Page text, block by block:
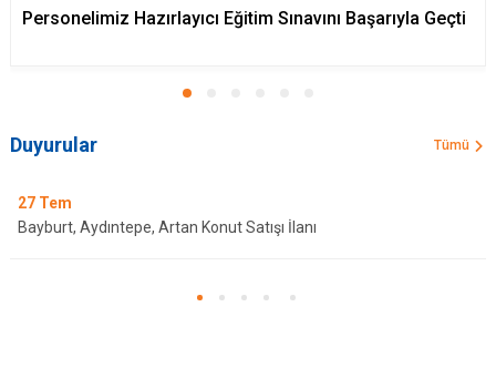
Personelimiz Hazırlayıcı Eğitim Sınavını Başarıyla Geçti
Duyurular Tümü
27 Tem
Bayburt, Aydıntepe, Artan Konut Satışı İlanı